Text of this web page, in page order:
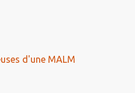
d'une MALM